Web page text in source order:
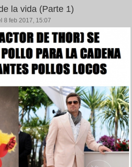
la vida (Parte 1)
8 feb 2017, 15:07